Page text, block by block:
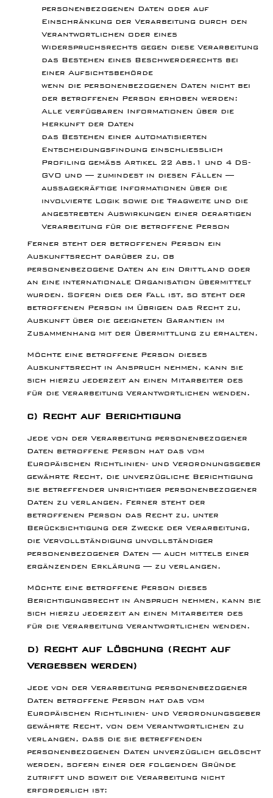
personenbezogenen Daten oder auf
Einschränkung der Verarbeitung durch den
Verantwortlichen oder eines
Widerspruchsrechts gegen diese Verarbeitung
das Bestehen eines Beschwerderechts bei
einer Aufsichtsbehörde
wenn die personenbezogenen Daten nicht bei
der betroffenen Person erhoben werden:
Alle verfügbaren Informationen über die
Herkunft der Daten
das Bestehen einer automatisierten
Entscheidungsfindung einschließlich
Profiling gemäß Artikel 22 Abs.1 und 4 DS-
GVO und — zumindest in diesen Fällen —
aussagekräftige Informationen über die
involvierte Logik sowie die Tragweite und die
angestrebten Auswirkungen einer derartigen
Verarbeitung für die betroffene Person
Ferner steht der betroffenen Person ein
Auskunftsrecht darüber zu, ob
personenbezogene Daten an ein Drittland oder
an eine internationale Organisation übermittelt
wurden. Sofern dies der Fall ist, so steht der
betroffenen Person im Übrigen das Recht zu,
Auskunft über die geeigneten Garantien im
Zusammenhang mit der Übermittlung zu erhalten.
Möchte eine betroffene Person dieses
Auskunftsrecht in Anspruch nehmen, kann sie
sich hierzu jederzeit an einen Mitarbeiter des
für die Verarbeitung Verantwortlichen wenden.
c) Recht auf Berichtigung
Jede von der Verarbeitung personenbezogener
Daten betroffene Person hat das vom
Europäischen Richtlinien- und Verordnungsgeber
gewährte Recht, die unverzügliche Berichtigung
sie betreffender unrichtiger personenbezogener
Daten zu verlangen. Ferner steht der
betroffenen Person das Recht zu, unter
Berücksichtigung der Zwecke der Verarbeitung,
die Vervollständigung unvollständiger
personenbezogener Daten — auch mittels einer
ergänzenden Erklärung — zu verlangen.
Möchte eine betroffene Person dieses
Berichtigungsrecht in Anspruch nehmen, kann sie
sich hierzu jederzeit an einen Mitarbeiter des
für die Verarbeitung Verantwortlichen wenden.
d) Recht auf Löschung (Recht auf
Vergessen werden)
Jede von der Verarbeitung personenbezogener
Daten betroffene Person hat das vom
Europäischen Richtlinien- und Verordnungsgeber
gewährte Recht, von dem Verantwortlichen zu
verlangen, dass die sie betreffenden
personenbezogenen Daten unverzüglich gelöscht
werden, sofern einer der folgenden Gründe
zutrifft und soweit die Verarbeitung nicht
erforderlich ist: